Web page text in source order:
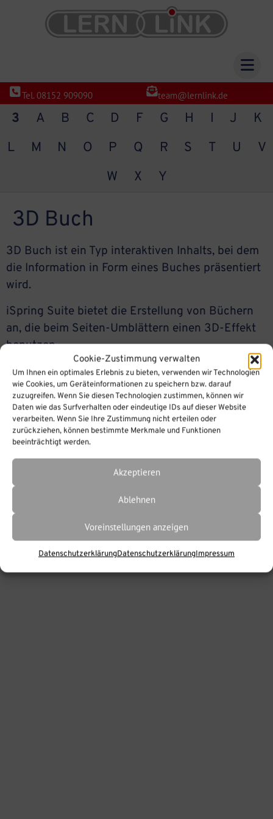
Cookie-Zustimmung verwalten
Um Ihnen ein optimales Erlebnis zu bieten, verwenden wir Technologien
wie Cookies, um Geräteinformationen zu speichern bzw. darauf
zuzugreifen. Wenn Sie diesen Technologien zustimmen, können wir
Daten wie das Surfverhalten oder eindeutige IDs auf dieser Website
verarbeiten. Wenn Sie Ihre Zustimmung nicht erteilen oder
zurückziehen, können bestimmte Merkmale und Funktionen
beeinträchtigt werden.
Akzeptieren
Ablehnen
Voreinstellungen anzeigen
DatenschutzerklärungDatenschutzerklärungImpressum
Tel. 08152 909090 team@lernlink.de
3 A B C D F G H I J
K
L
M N O P Q R S T U
V
W
X Y
3D Buch
3D Buch ist ein Typ interaktiven Inhalts, bei dem
die Information in Form eines Buches präsentiert
wird.
iSpring Suite bietet die Erstellung von Büchern
an, die beim Seiten-Umblättern einen 3D-Effekt
benutzen.